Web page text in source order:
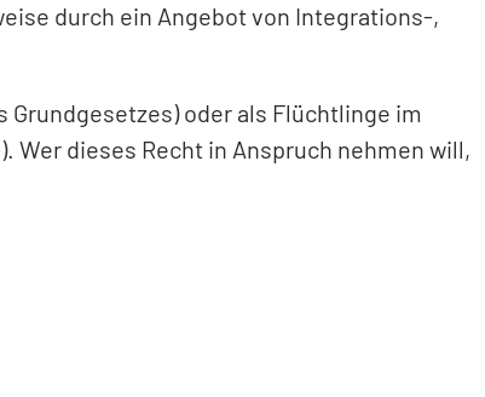
durch ein Angebot von Integrations-,
oder als Flüchtlinge im
Wer dieses Recht in Anspruch nehmen will,